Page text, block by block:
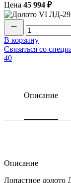
Цена 45 994 ₽
В корзину
Связаться со
40
Описание
Описание
Лопастное долото